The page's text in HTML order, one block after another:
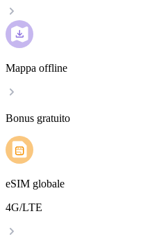
Mappa offline
Bonus gratuito
eSIM globale
4G/LTE